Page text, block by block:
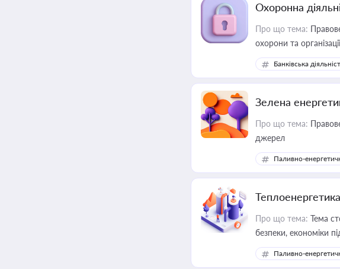
Охоронна
Про що тема:
охорони та
Банківська
Зелена
Про що тема:
джерел
Паливно-
Теплоенергетика
Про що тема: Тема
безпеки, економіки
Паливно-